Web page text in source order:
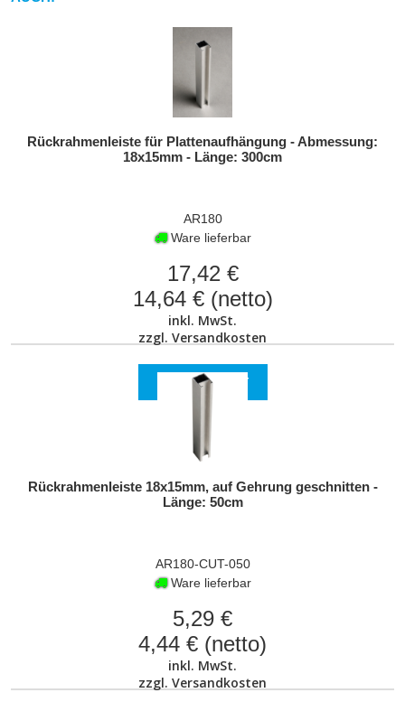
Rückrahmenleiste für Plattenaufhängung - Abmessung:
18x15mm - Länge: 300cm
AR180
Ware lieferbar
17,42 €
14,64 € (netto)
inkl. MwSt.
zzgl. Versandkosten
ZUM PRODUKT
Rückrahmenleiste 18x15mm, auf Gehrung geschnitten -
Länge: 50cm
AR180-CUT-050
Ware lieferbar
5,29 €
4,44 € (netto)
inkl. MwSt.
zzgl. Versandkosten